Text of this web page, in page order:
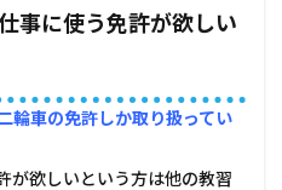
事に使う免許が欲しい
輪車の免許しか取り扱ってい
が欲しいという方は他の教習